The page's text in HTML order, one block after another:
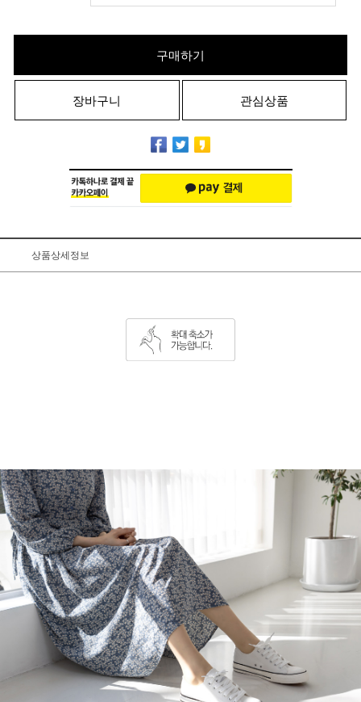
구매하기
장바구니 관심상품
상품상세정보